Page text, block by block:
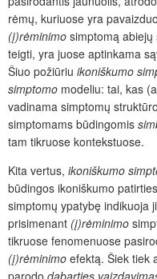
rėmų, kuriuose yra
(į)rėminimo simptomą
teigti, yra juose aptinkama
Šiuo požiūriu ikoniškumo
simptomo modeliu: tai, kas
vadinama simptomų
simptomams būdingomis
tam tikruose kontekstuose.
Kita vertus, ikoniškumo
būdingos ikoniškumo
simptomų ypatybę indikuoja
prisimenant (į)rėminimo
tikruose fenomenuose
(į)rėminimo efektą. Šiek tiek